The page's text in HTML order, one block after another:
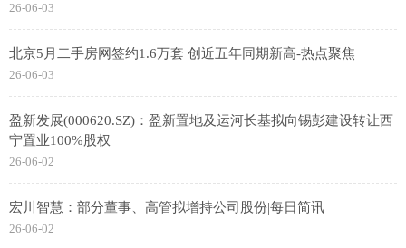
26-06-03
北京5月二手房网签约1.6万套 创近五年同期新高-热点聚焦
26-06-03
盈新发展(000620.SZ)：盈新置地及运河长基拟向锡彭建设转让西
宁置业100%股权
26-06-02
宏川智慧：部分董事、高管拟增持公司股份|每日简讯
26-06-02